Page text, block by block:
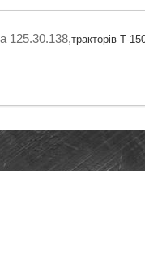
125.30.138,тракторів Т-